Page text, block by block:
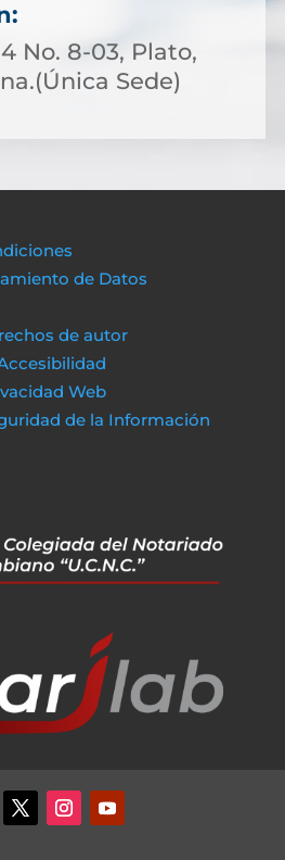
No. 8-03, Plato,
Sede)
de Datos
de autor
Web
de la Información